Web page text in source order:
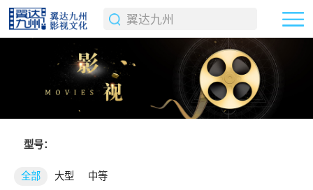
型号：
全部 大型 中等